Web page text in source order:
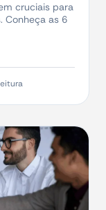
cruciais para
Conheça as 6